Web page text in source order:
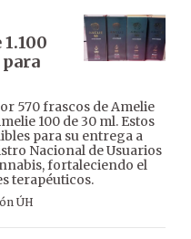
570 frascos de Amelie
100 de 30 ml. Estos
para su entrega a
Nacional de Usuarios
fortaleciendo el
terapéuticos.
ÚH